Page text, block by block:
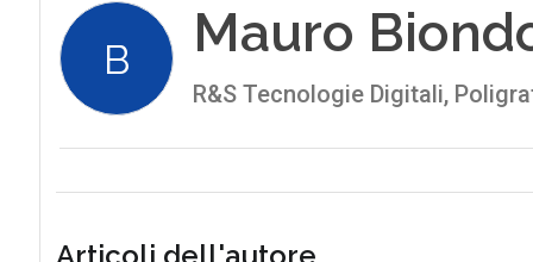
B Mauro
R&S Tecnologie Digitali,